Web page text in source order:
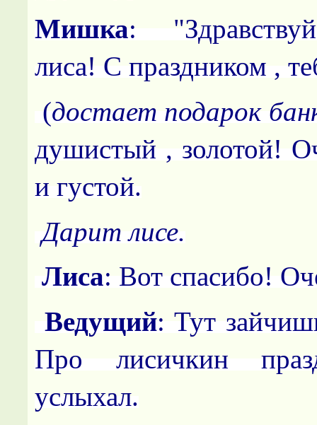
Мишка:
лиса! С праздником ,
(достает подарок
душистый , золотой!
и густой.
Дарит лисе.
Лиса: Вот спасибо!
Ведущий: Тут
Про лисичкин
услыхал.